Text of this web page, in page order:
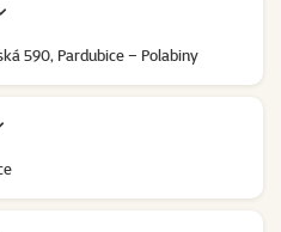
590, Pardubice – Polabiny